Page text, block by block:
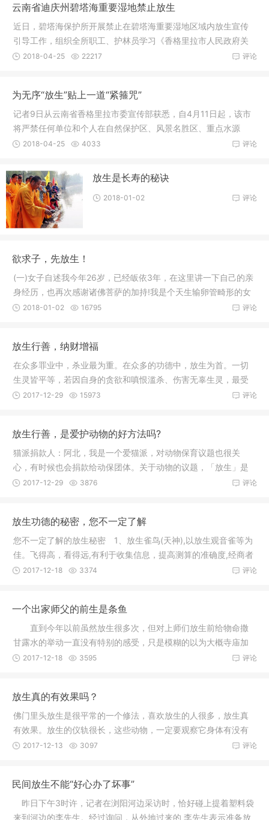
云南省迪庆州碧塔海重要湿地禁止放生
近日，碧塔海保护所开展禁止在碧塔海重要湿地区域内放生宣传
引导工作，组织全所职工、护林员学习《香格里拉市人民政府关
于禁止在
评论
2018-04-25 22217
为无序“放生”贴上一道“紧箍咒”
记者9日从云南省香格里拉市委宣传部获悉，自4月11日起，该市
将严禁任何单位和个人在自然保护区、风景名胜区、重点水源
地、重点湖
评论
2018-04-25 4033
放生是长寿的秘诀
评论
2018-01-02
欲求子，先放生！
(一)女子自述我今年26岁，已经皈依3年，在这里讲一下自己的亲
身经历，也再次感谢诸佛菩萨的加持!我是个天生输卵管畸形的女
孩，5年
评论
2018-01-02 16795
放生行善，纳财增福
在众多罪业中，杀业最为重。在众多的功德中，放生为首。一切
生灵皆平等，若因自身的贪欲和嗔恨滥杀、伤害无辜生灵，最受
谴责和唾
评论
2017-12-29 15973
放生行善，是爱护动物的好方法吗?
猫派捐款人：阿北，我是一个爱猫派，对动物保育议题也很关
心，有时候也会捐款给动保团体。关于动物的议题，「放生」是
个行之有年
评论
2017-12-29 3876
放生功德的秘密，您不一定了解
您不一定了解的放生秘密 1、放生雀鸟(天神),以放生观音雀等为
佳。飞得高，看得远,有利于收集信息，提高测算的准确度,经商者
有利
评论
2017-12-18 3374
一个出家师父的前生是条鱼
直到今年以前虽然放生很多次，但对上师们放生前给物命撒
甘露水的举动一直没有特别的感受，只是模糊的以为大概寺庙加
持过的东
评论
2017-12-18 3595
放生真的有效果吗？
佛门里头放生是很平常的一个修法，喜欢放生的人很多，放生真
有效果。放生的仪轨很长，这些动物，一定要观察它身体有没有
受伤，如
评论
2017-12-13 3097
民间放生不能“好心办了坏事”
昨日下午3时许，记者在浏阳河边采访时，恰好碰上提着塑料袋
来到河边的李先生。经过询问，从外地过来的 李先生表示准备放